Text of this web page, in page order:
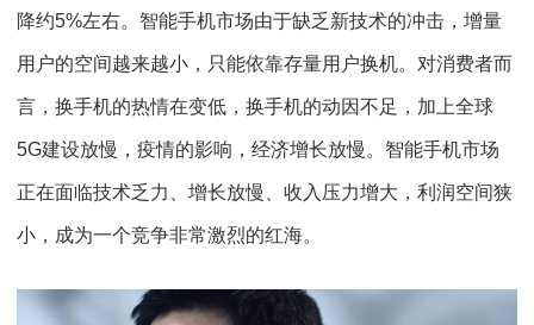
降约5%左右。智能手机市场由于缺乏新技术的冲击，增量
用户的空间越来越小，只能依靠存量用户换机。对消费者而
言，换手机的热情在变低，换手机的动因不足，加上全球
5G建设放慢，疫情的影响，经济增长放慢。智能手机市场
正在面临技术乏力、增长放慢、收入压力增大，利润空间狭
小，成为一个竞争非常激烈的红海。